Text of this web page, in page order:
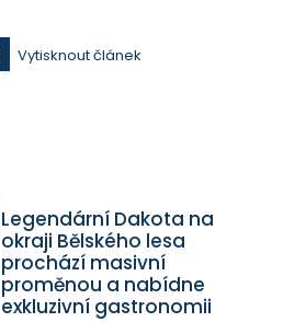
Vytisknout článek
Legendární Dakota na
okraji Bělského lesa
prochází masivní
proměnou a nabídne
exkluzivní gastronomii